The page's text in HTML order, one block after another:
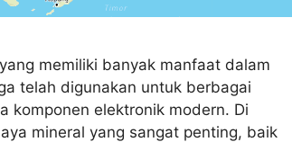
memiliki banyak manfaat dalam
telah digunakan untuk berbagai
komponen elektronik modern. Di
mineral yang sangat penting, baik